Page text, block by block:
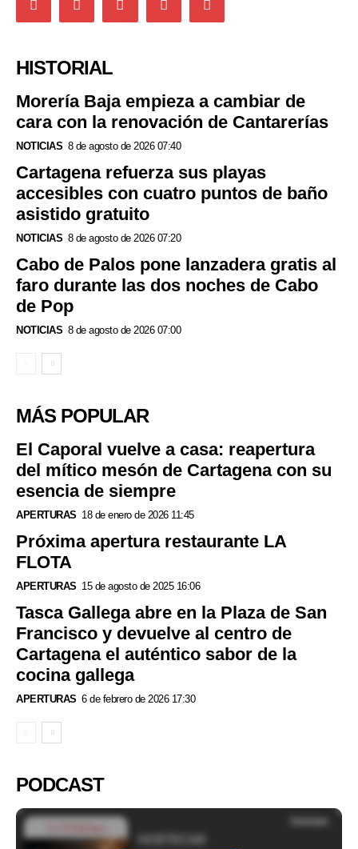
HISTORIAL
Morería Baja empieza a cambiar de
cara con la renovación de Cantarerías
NOTICIAS 8 de agosto de 2026 07:40
Cartagena refuerza sus playas
accesibles con cuatro puntos de baño
asistido gratuito
NOTICIAS 8 de agosto de 2026 07:20
Cabo de Palos pone lanzadera gratis al
faro durante las dos noches de Cabo
de Pop
NOTICIAS 8 de agosto de 2026 07:00
MÁS POPULAR
El Caporal vuelve a casa: reapertura
del mítico mesón de Cartagena con su
esencia de siempre
APERTURAS 18 de enero de 2026 11:45
Próxima apertura restaurante LA
FLOTA
APERTURAS 15 de agosto de 2025 16:06
Tasca Gallega abre en la Plaza de San
Francisco y devuelve al centro de
Cartagena el auténtico sabor de la
cocina gallega
APERTURAS 6 de febrero de 2026 17:30
PODCAST